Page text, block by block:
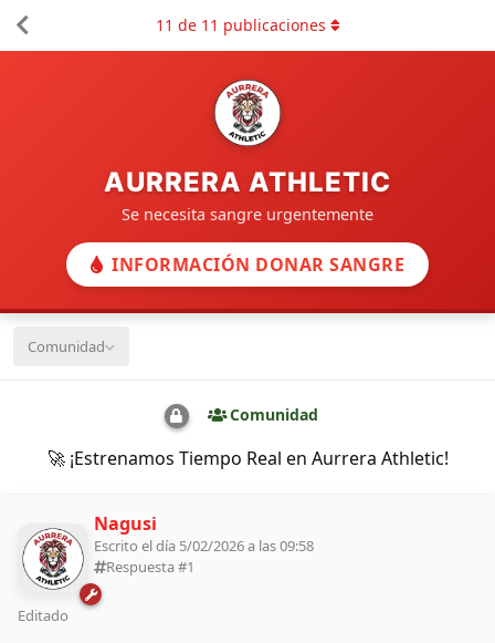
AURRERA ATHLETIC
Se necesita sangre urgentemente
INFORMACIÓN DONAR SANGRE
Comunidad
Comunidad
🚀 ¡Estrenamos Tiempo Real en Aurrera Athletic!
11 de 11 publicaciones
Nagusi
Escrito el día 5/02/2026 a las 09:58
Respuesta #1
Editado